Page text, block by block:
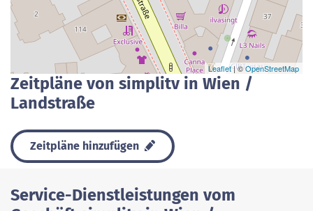
Leaflet| ©OpenStreetMap
Zeitpläne von simplitv in Wien /
Landstraße
Zeitpläne hinzufügen
Service-Dienstleistungen vom